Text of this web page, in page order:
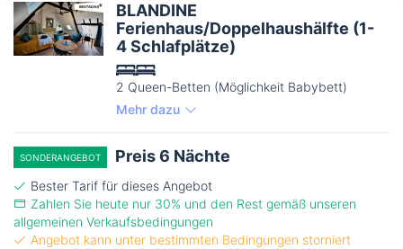
BLANDINE
Ferienhaus/Doppelhaushälfte (1-
4 Schlafplätze)
2 Queen-Betten (Möglichkeit Babybett)
Mehr dazu
SONDERANGEBOT Preis 6 Nächte
Bester Tarif für dieses Angebot
Zahlen Sie heute nur 30% und den Rest gemäß unseren
allgemeinen Verkaufsbedingungen
Angebot kann unter bestimmten Bedingungen storniert